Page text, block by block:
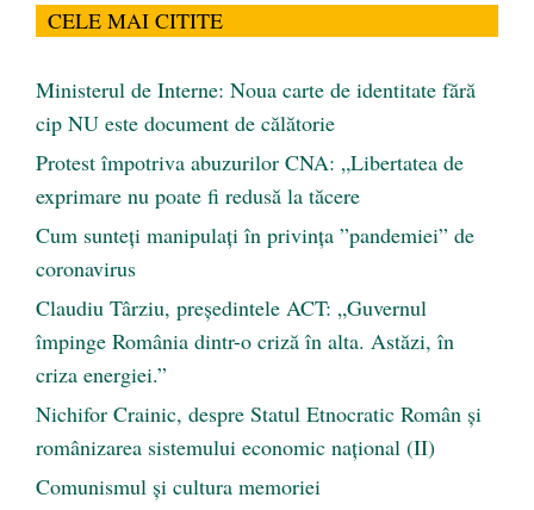
CELE MAI CITITE
Ministerul de Interne: Noua carte de identitate fără
cip NU este document de călătorie
Protest împotriva abuzurilor CNA: „Libertatea de
exprimare nu poate fi redusă la tăcere
Cum sunteți manipulați în privința ”pandemiei” de
coronavirus
Claudiu Târziu, președintele ACT: „Guvernul
împinge România dintr-o criză în alta. Astăzi, în
criza energiei.”
Nichifor Crainic, despre Statul Etnocratic Român şi
românizarea sistemului economic naţional (II)
Comunismul şi cultura memoriei